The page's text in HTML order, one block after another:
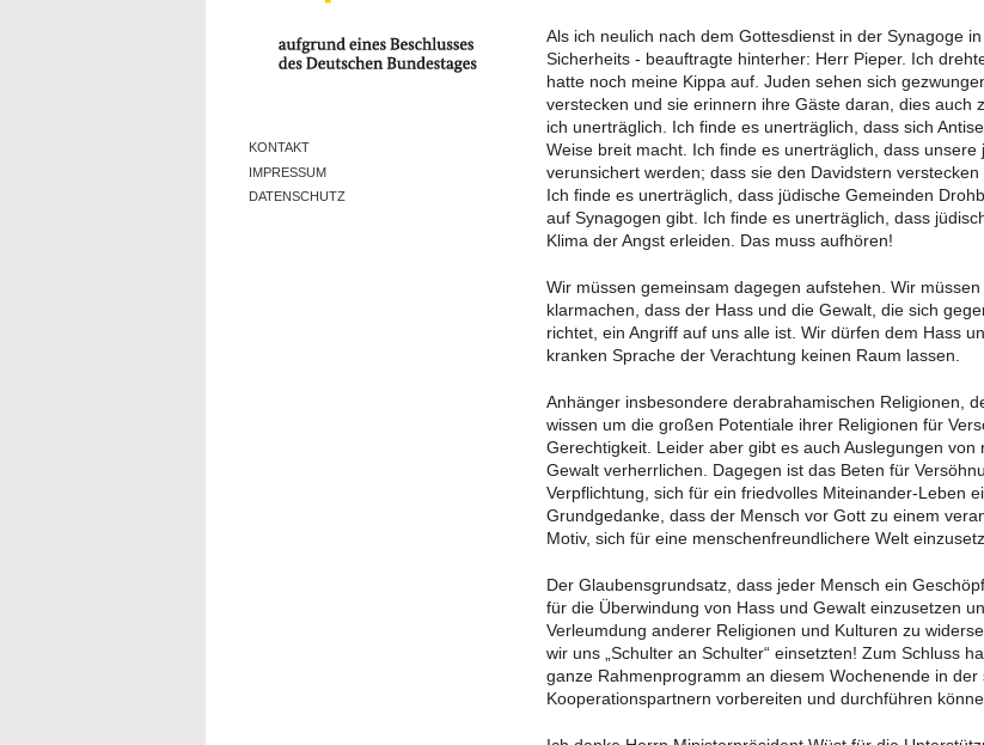
KONTAKT
IMPRESSUM
DATENSCHUTZ
Als ich neulich nach dem Gottesdienst in der Synagoge
Sicherheits - beauftragte hinterher: Herr Pieper. Ich
hatte noch meine Kippa auf. Juden sehen sich
verstecken und sie erinnern ihre Gäste daran, dies auch
ich unerträglich. Ich finde es unerträglich, dass sich
Weise breit macht. Ich finde es unerträglich, dass
verunsichert werden; dass sie den Davidstern
Ich finde es unerträglich, dass jüdische Gemeinden
auf Synagogen gibt. Ich finde es unerträglich, dass
Klima der Angst erleiden. Das muss aufhören!
Wir müssen gemeinsam dagegen aufstehen. Wir
klarmachen, dass der Hass und die Gewalt, die sich
richtet, ein Angriff auf uns alle ist. Wir dürfen dem Hass
kranken Sprache der Verachtung keinen Raum lassen.
Anhänger insbesondere derabrahamischen Religionen,
wissen um die großen Potentiale ihrer Religionen für
Gerechtigkeit. Leider aber gibt es auch Auslegungen
Gewalt verherrlichen. Dagegen ist das Beten für
Verpflichtung, sich für ein friedvolles Miteinander-Leben
Grundgedanke, dass der Mensch vor Gott zu einem
Motiv, sich für eine menschenfreundlichere Welt
Der Glaubensgrundsatz, dass jeder Mensch ein
für die Überwindung von Hass und Gewalt einzusetzen
Verleumdung anderer Religionen und Kulturen zu
wir uns „Schulter an Schulter“ einsetzten! Zum Schluss
ganze Rahmenprogramm an diesem Wochenende in
Kooperationspartnern vorbereiten und durchführen